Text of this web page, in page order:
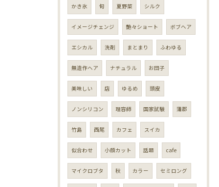
かき氷 旬 夏野菜 シルク
イメージチェンジ 艶々ショート ボブヘア
エシカル 洗剤 まとまり ふわゆる
無造作ヘア ナチュラル お団子
美味しい 店 ゆるめ 頭皮
ノンシリコン 理容師 国家試験 蒲郡
竹島 西尾 カフェ スイカ
似合わせ 小顔カット 話題 cafe
マイクロブタ 秋 カラー セミロング